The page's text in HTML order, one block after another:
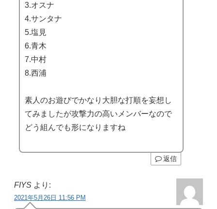
3.オスナ
4.サンタナ
5.塩見
6.青木
7.中村
8.西浦
素人のお遊びでかなり大胆な打順を妄想し
てみましたが攻撃力の高いメンバーなので
どう組んでも形になりますね
返信
FIYS より:
2021年5月26日 11:56 PM